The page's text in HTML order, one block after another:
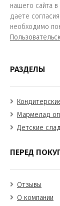
нашего сайта
даете
необходимо
РАЗДЕЛЫ
Мармелад
Детские
ПЕРЕД
Отзывы
О компании